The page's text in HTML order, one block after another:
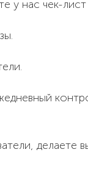
у нас чек-
делаете